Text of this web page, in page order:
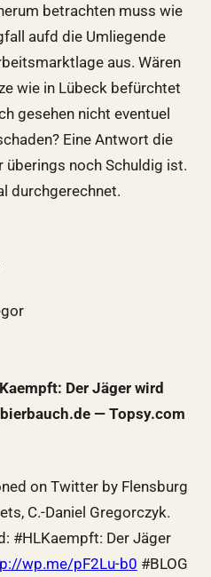
betrachten muss wie
aufd die Umliegende
aus. Wären
wie in Lübeck befürchtet
gesehen nicht eventuel
Eine Antwort die
überings noch Schuldig ist.
durchgerechnet.
Der Jäger wird
— Topsy.com
on Twitter by Flensburg
C.-Daniel Gregorczyk.
#HLKaempft: Der Jäger
wp.me/pF2Lu-b0 #BLOG